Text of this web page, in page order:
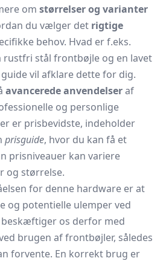
om størrelser og varianter
du vælger det rigtige
behov. Hvad er f.eks.
rustfri stål frontbøjle og en lavet
vil afklare dette for dig.
avancerede anvendelseraf
og personlige
er prisbevidste, indeholder
prisguide, hvor du kan få et
prisniveauer kan variere
og størrelse.
for denne hardware er at
og potentielle ulemper ved
beskæftiger os derfor med
brugen af frontbøjler, således
forvente. En korrekt brug er